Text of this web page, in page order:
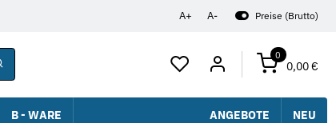
A+ A- Preise (Brutto)
0
0,00 €
B - WARE ANGEBOTE NEU